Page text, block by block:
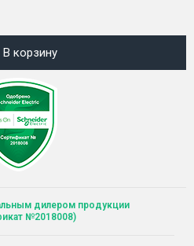
В корзину
дилером продукции
№2018008)